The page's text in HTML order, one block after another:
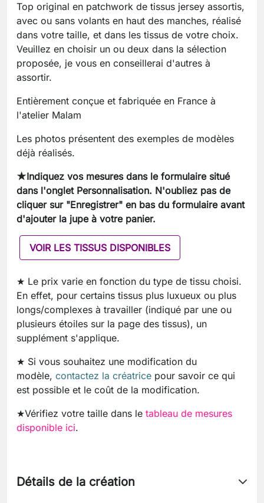
Top original en patchwork de tissus jersey assortis,
avec ou sans volants en haut des manches, réalisé
dans votre taille, et dans les tissus de votre choix.
Veuillez en choisir un ou deux dans la sélection
proposée, je vous en conseillerai d'autres à
assortir.
Entièrement conçue et fabriquée en France à
l'atelier Malam
Les photos présentent des exemples de modèles
déjà réalisés.
★Indiquez vos mesures dans le formulaire situé
dans l'onglet Personnalisation. N'oubliez pas de
cliquer sur "Enregistrer" en bas du formulaire avant
d'ajouter la jupe à votre panier.
VOIR LES TISSUS DISPONIBLES
★ Le prix varie en fonction du type de tissu choisi.
En effet, pour certains tissus plus luxueux ou plus
longs/complexes à travailler (indiqué par une ou
plusieurs étoiles sur la page des tissus), un
supplément s'applique.
★ Si vous souhaitez une modification du
modèle, contactez la créatrice pour savoir ce qui
est possible et le coût de la modification.
★Vérifiez votre taille dans le tableau de mesures
disponible ici.
Détails de la création